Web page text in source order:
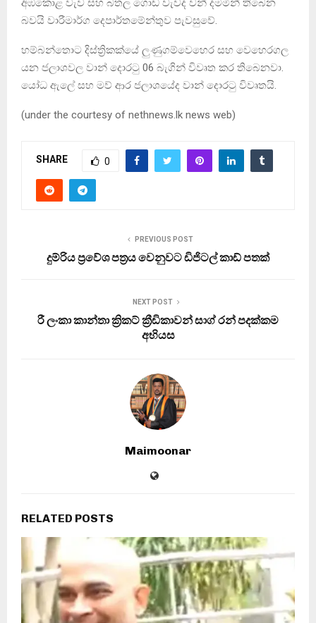
බවයි වාරීමාර්ග දෙපාර්තමේන්තුව පැවසුවේ.
හම්බන්තොට දිස්ත්‍රිකක්යේ ලුණුගම්වෙහෙර සහ වෙහෙරගල
යන ජලාශවල වාන් දොරටු 06 බැගින් විවෘත කර තිබෙනවා.
යෝධ ඇලේ සහ මව් ආර ජලාශයේද වාන් දොරටු විවෘතයි.
(under the courtesy of nethnews.lk news web)
SHARE 0
PREVIOUS POST
දුම්රිය ප්‍රවේශ පත්‍රය වෙනුවට ඩිජිටල් කාඩ් පතක්
NEXT POST
රී ලංකා කාන්තා ක්‍රිකට් ක්‍රීඩිකාවන් සාග් රන් පදක්කම
අභියස
Maimoonar
RELATED POSTS